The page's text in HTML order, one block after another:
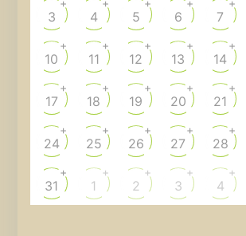
3
+
4
+
5
+
6
+
7
+
10
+
11
+
12
+
13
+
14
+
17
+
18
+
19
+
20
+
21
+
24
+
25
+
26
+
27
+
28
+
31
+
1
+
2
+
3
+
4
+